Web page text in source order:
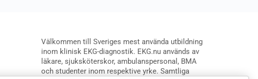
Välkommen till Sveriges mest använda utbildning
inom klinisk EKG-diagnostik. EKG.nu används av
läkare, sjuksköterskor, ambulanspersonal, BMA
och studenter inom respektive yrke. Samtliga